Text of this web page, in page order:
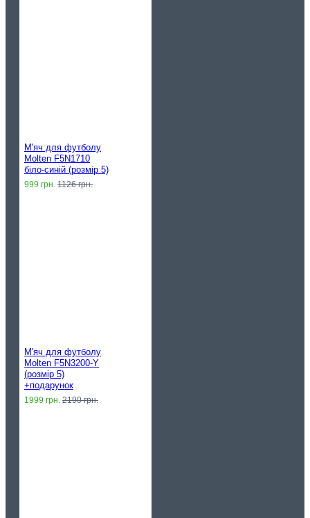
М'яч для футболу
Molten F5N1710
біло-синій (розмір 5)
999 грн. 1126 грн.
М'яч для футболу
Molten F5N3200-Y
(розмір 5)
+подарунок
1999 грн. 2190 грн.